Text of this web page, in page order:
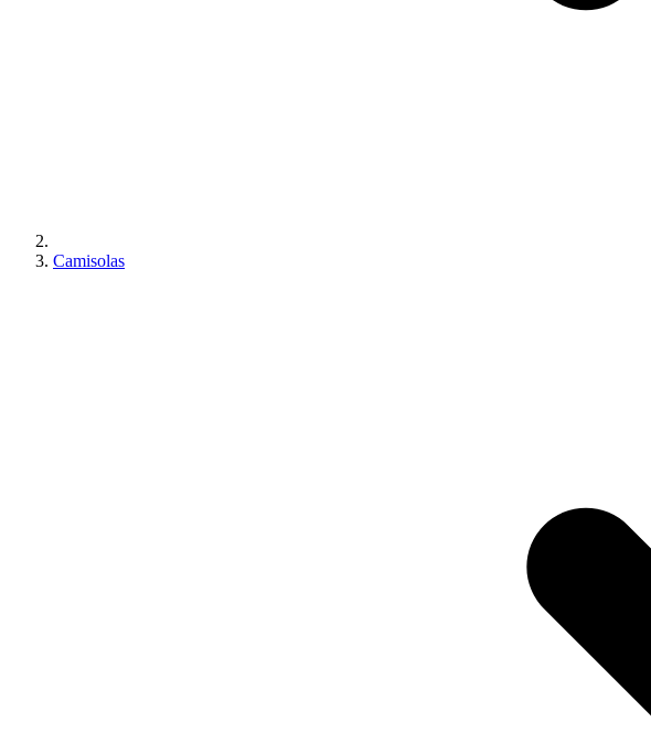
Camisolas